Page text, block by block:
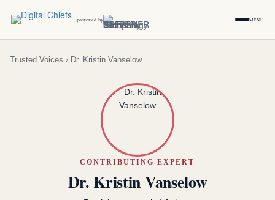
powered by MENÜ
Trusted Voices › Dr. Kristin Vanselow
CONTRIBUTING EXPERT
Dr. Kristin Vanselow